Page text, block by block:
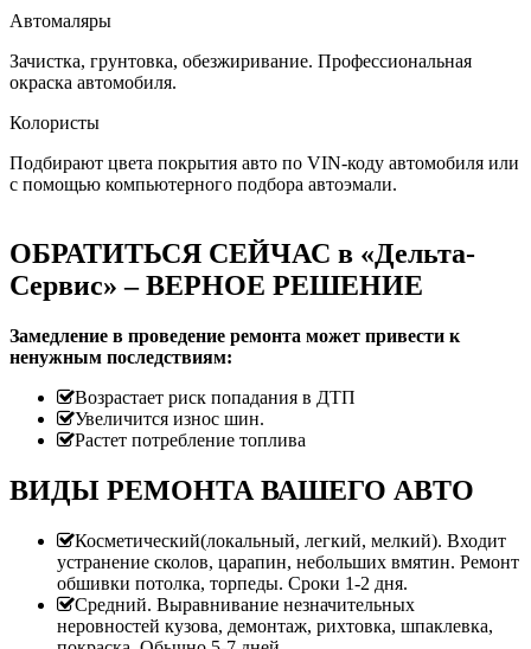
Автомаляры
Зачистка, грунтовка, обезжиривание. Профессиональная
окраска автомобиля.
Колористы
Подбирают цвета покрытия авто по VIN-коду автомобиля или
с помощью компьютерного подбора автоэмали.
ОБРАТИТЬСЯ СЕЙЧАС в «Дельта-
Сервис» – ВЕРНОЕ РЕШЕНИЕ
Замедление в проведение ремонта может привести к
ненужным последствиям:
Возрастает риск попадания в ДТП
Увеличится износ шин.
Растет потребление топлива
ВИДЫ РЕМОНТА ВАШЕГО АВТО
Косметический(локальный, легкий, мелкий). Входит
устранение сколов, царапин, небольших вмятин. Ремонт
обшивки потолка, торпеды. Сроки 1-2 дня.
Средний. Выравнивание незначительных
неровностей кузова, демонтаж, рихтовка, шпаклевка,